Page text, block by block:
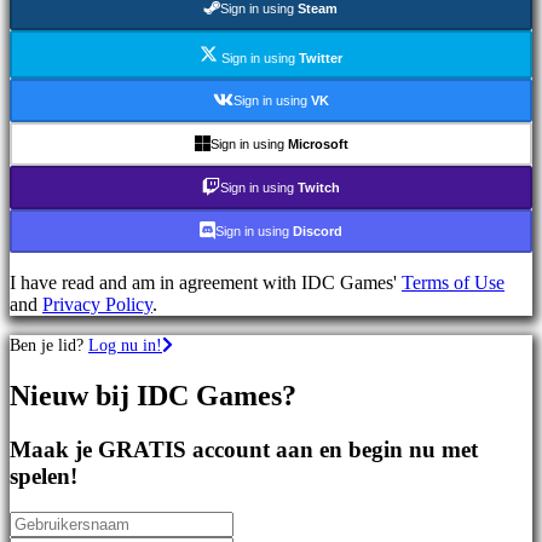
Sportspellen
Racing
Casual
Indie
Simulation
Puzzle
games
Fighting
games
Demo's
Gemeenschap
Gameplay
In-
game
evenementen
Sign in using Steam
Sign in using Twitter
Sign in using VK
Sign in using Microsoft
Sign in using Twitch
Sign in using Discord
I have read and am in agreement with IDC Games' Terms of Use
and Privacy Policy.
Ben je lid? Log nu in!
Nieuw bij IDC Games?
Maak je GRATIS account aan en begin nu met
spelen!